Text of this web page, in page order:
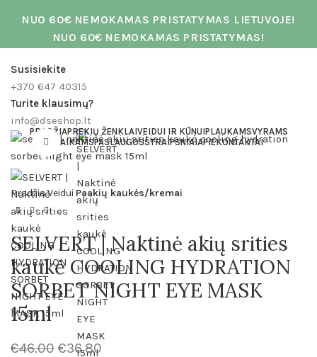
NUO 60€ NEMOKAMAS PRISTATYMAS LIETUVOJE!
NUO 60€ NEMOKAMAS PRISTATYMAS!
Susisiekite
+370 647 40315
Turite klausimų?
info@dseshop.lt
PRADŽIAPREKIŲ ŽENKLAIVEIDUI IR KŪNUIPLAUKAMSVYRAMS
VAIKAMSPASLAUGOSSTRAIPSNIAIAPIEKONTAKTAI
Click to enlarge
PradžiaVeidui Paakių kaukės/kremai
SELVERT | Naktinė akių srities
kaukė COOLING HYDRATION
SORBET NIGHT EYE MASK
15ml
€46.00 €36.80